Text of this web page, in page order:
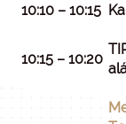
10:10 – 10:15
10:15 – 10:20